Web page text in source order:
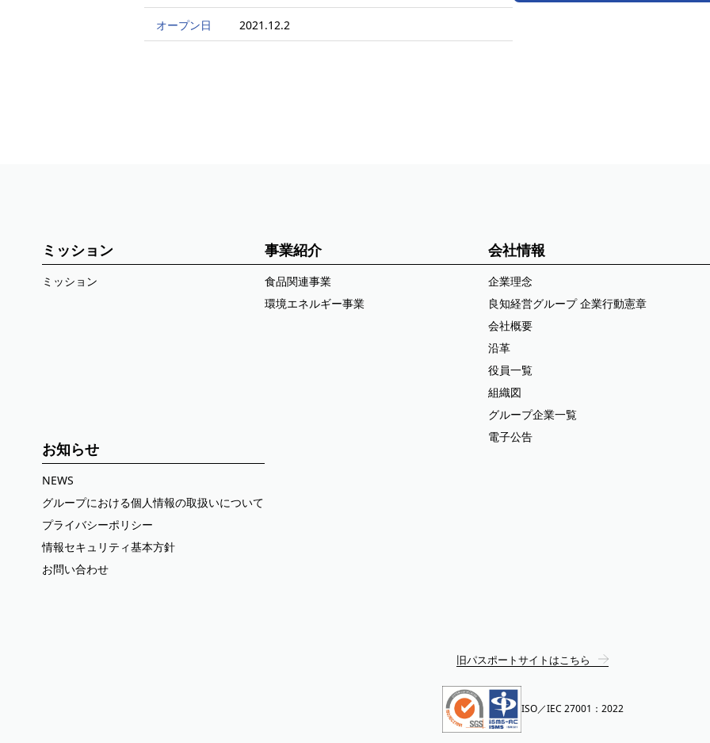
オープン日 2021.12.2
ミッション
ミッション
事業紹介
食品関連事業
環境エネルギー事業
会社情報
企業理念
良知経営グループ 企業行動憲章
会社概要
沿革
役員一覧
組織図
グループ企業一覧
電子公告
お知らせ
NEWS
グループにおける個人情報の取扱いについて
プライバシーポリシー
情報セキュリティ基本方針
お問い合わせ
旧パスポートサイトはこちら
ISO／IEC 27001：2022